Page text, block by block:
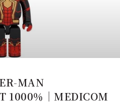
MAN
1000％｜MEDICOM